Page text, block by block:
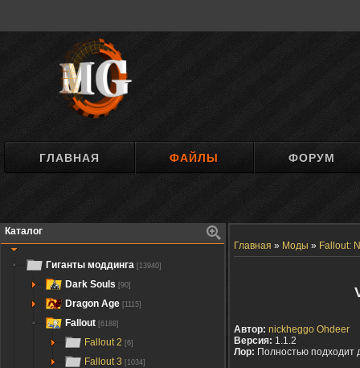
ГЛАВНАЯ ФАЙЛЫ ФОРУМ
Каталог
Гиганты моддинга [13940]
Dark Souls [90]
Dragon Age [1115]
Fallout [6188]
Fallout 2 [6]
Fallout 3 [1034]
Главная » Моды » Fallout:
Автор: nickheggo Ohdeer
Версия: 1.1.2
Лор: Полностью подходит